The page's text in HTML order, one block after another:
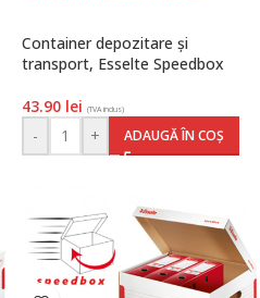
Container depozitare și
transport, Esselte Speedbox
43.90 lei (TVA inclus)
- + ADAUGĂ ÎN COȘ